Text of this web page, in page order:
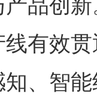
产品创
线有效
知、智